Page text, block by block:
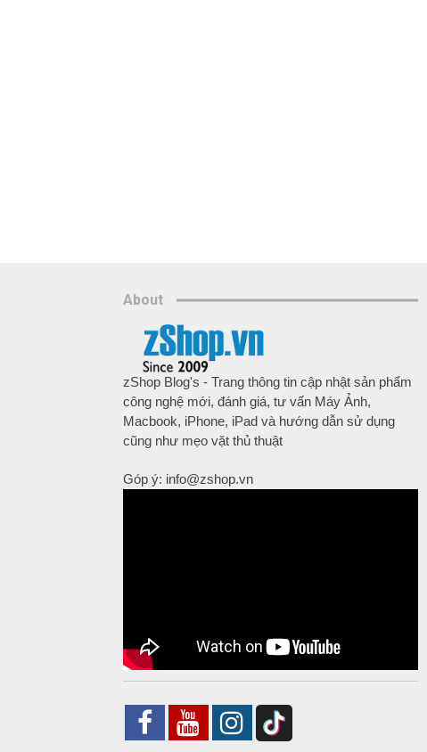
About
zShop Blog's - Trang thông tin cập nhật sản phẩm
công nghệ mới, đánh giá, tư vấn Máy Ảnh,
Macbook, iPhone, iPad và hướng dẫn sử dụng
cũng như mẹo vặt thủ thuật
Góp ý: info@zshop.vn